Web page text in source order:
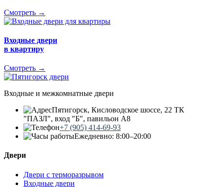
Смотреть →
Входные двери
в квартиру
Смотреть →
Входные и межкомнатные двери
Пятигорск, Кисловодское шоссе, 22 ТК
"ПАЗЛ", вход "Б", павильон А8
+7 (905) 414-69-93
Ежедневно: 8:00–20:00
Двери
Двери с терморазрывом
Входные двери